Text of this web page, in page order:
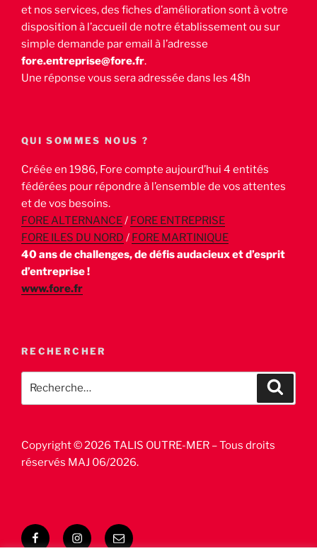
et nos services, des fiches d’amélioration sont à votre
disposition à l’accueil de notre établissement ou sur
simple demande par email à l’adresse
fore.entreprise@fore.fr.
Une réponse vous sera adressée dans les 48h
QUI SOMMES NOUS ?
Créée en 1986, Fore compte aujourd’hui 4 entités
fédérées pour répondre à l’ensemble de vos attentes
et de vos besoins.
FORE ALTERNANCE/ FORE ENTREPRISE
FORE ILES DU NORD / FORE MARTINIQUE
40 ans de challenges, de défis audacieux et d’esprit
d’entreprise !
www.fore.fr
RECHERCHER
pour
Copyright © 2026 TALIS OUTRE-MER – Tous droits
réservés MAJ 06/2026.
FacebookInstagram
E-